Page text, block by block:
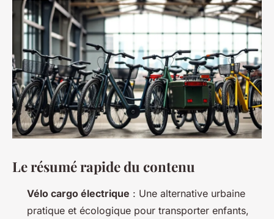
Le résumé rapide du contenu
Vélo cargo électrique : Une alternative urbaine
pratique et écologique pour transporter enfants,